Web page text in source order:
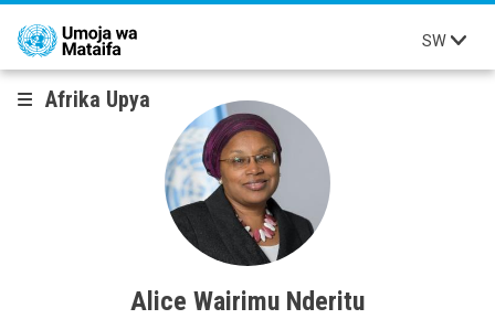
Skip to main content
SW
Afrika Upya
Alice Wairimu Nderitu